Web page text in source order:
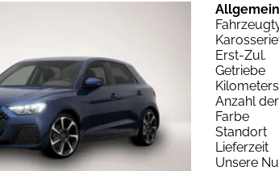
Erst-Zul.
Getriebe
Anzahl
Farbe
Standort
Lieferzeit
Unsere